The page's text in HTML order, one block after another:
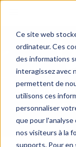
Ce site web
ordinateur. Ces
des informations
interagissez avec
permettent de
utilisons ces
personnaliser
que pour
nos visiteurs à la
supports. Pour en